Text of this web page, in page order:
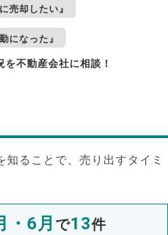
売却したい』
になった』
を不動産会社に相談！
ることで、売り出すタイミ
・6月 で13件